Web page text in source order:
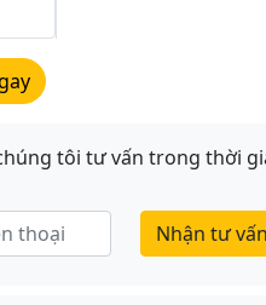
tôi tư vấn trong thời
Nhận tư vấn